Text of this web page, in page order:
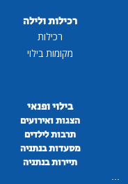
רכילות ולילה
רכילות
מקומות בילוי
בילוי ופנאי
הצגות ואירועים
תרבות לילדים
מסעדות בנתניה
תיירות בנתניה
...